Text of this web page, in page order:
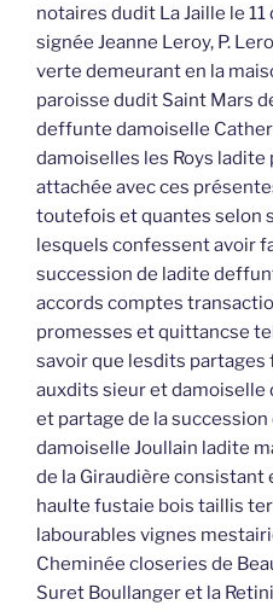
notaires dudit La Jaille le
signée Jeanne Leroy, P.
verte demeurant en la
paroisse dudit Saint Mars
deffunte damoiselle
damoiselles les Roys
attachée avec ces
toutefois et quantes selon
lesquels confessent avoir
succession de ladite
accords comptes
promesses et quittancse
savoir que lesdits
auxdits sieur et damoiselle
et partage de la
damoiselle Joullain ladite
de la Giraudière consistant
haulte fustaie bois taillis
labourables vignes
Cheminée closeries de
Suret Boullanger et la